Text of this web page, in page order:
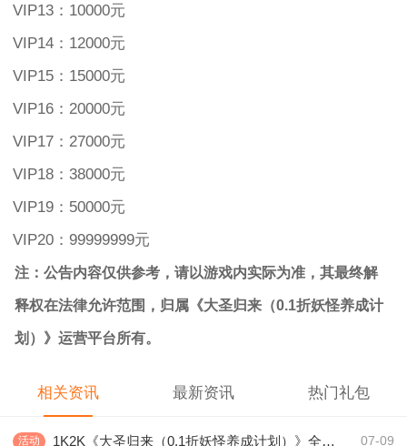
VIP13：10000元
VIP14：12000元
VIP15：15000元
VIP16：20000元
VIP17：27000元
VIP18：38000元
VIP19：50000元
VIP20：99999999元
注：公告内容仅供参考，请以游戏内实际为准，其最终解
释权在法律允许范围，归属《大圣归来（0.1折妖怪养成计
划）》运营平台所有。
相关资讯 最新资讯 热门礼包
活动 1K2K《大圣归来（0.1折妖怪养成计划）》全服永久充值活动 07-09